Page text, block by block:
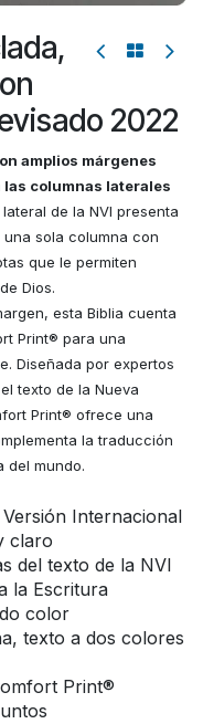
2022
amplios márgenes
columnas laterales
de la NVI presenta
sola columna con
que le permiten
Dios.
esta Biblia cuenta
Print® para una
Diseñada por expertos
texto de la Nueva
Print® ofrece una
la traducción
del mundo.
Internacional
claro
del texto de la NVI
la Escritura
color
texto a dos colores
Print®